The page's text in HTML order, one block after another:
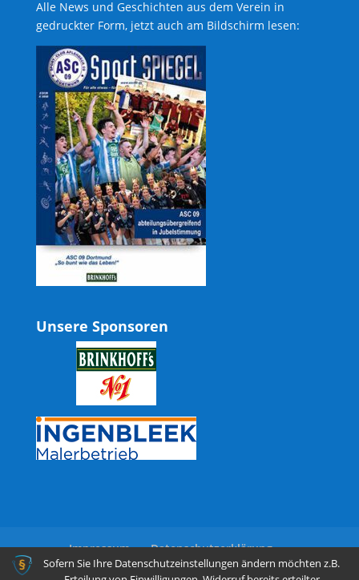
Alle News und Geschichten aus dem Verein in
gedruckter Form, jetzt auch am Bildschirm lesen:
Unsere Sponsoren
Impressum Datenschutzerklärung
Sofern Sie Ihre Datenschutzeinstellungen ändern möchten z.B.